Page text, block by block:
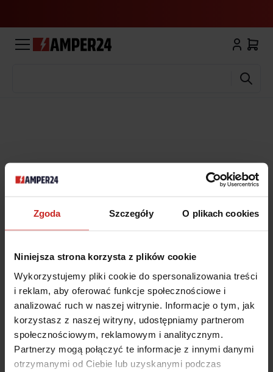
Zgoda Szczegóły O plikach cookies
Niniejsza strona korzysta z plików cookie
Wykorzystujemy pliki cookie do spersonalizowania treści
i reklam, aby oferować funkcje społecznościowe i
analizować ruch w naszej witrynie. Informacje o tym, jak
korzystasz z naszej witryny, udostępniamy partnerom
społecznościowym, reklamowym i analitycznym.
Partnerzy mogą połączyć te informacje z innymi danymi
otrzymanymi od Ciebie lub uzyskanymi podczas